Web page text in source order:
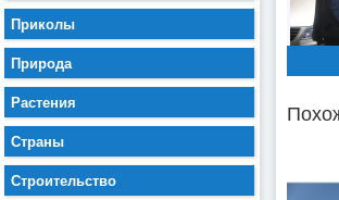
Приколы
Природа
Растения
Страны
Строительство